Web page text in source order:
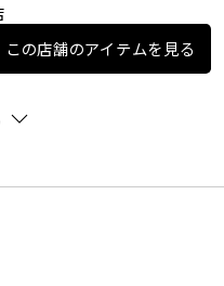
この店舗のアイテムを見る